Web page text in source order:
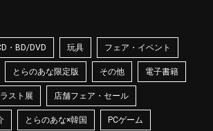
・BD/DVD 玩具 フェア・イベント
とらのあな限定版 その他 電子書籍
スト展 店舗フェア・セール
とらのあな×韓国 PCゲーム